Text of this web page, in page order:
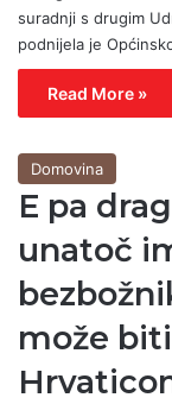
suradnji s drugim
podnijela je
Read More »
Domovina
E pa
unatoč
može